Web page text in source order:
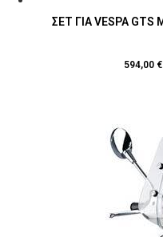
ΣΕΤ ΓΙΑ VESPA
594,00 €